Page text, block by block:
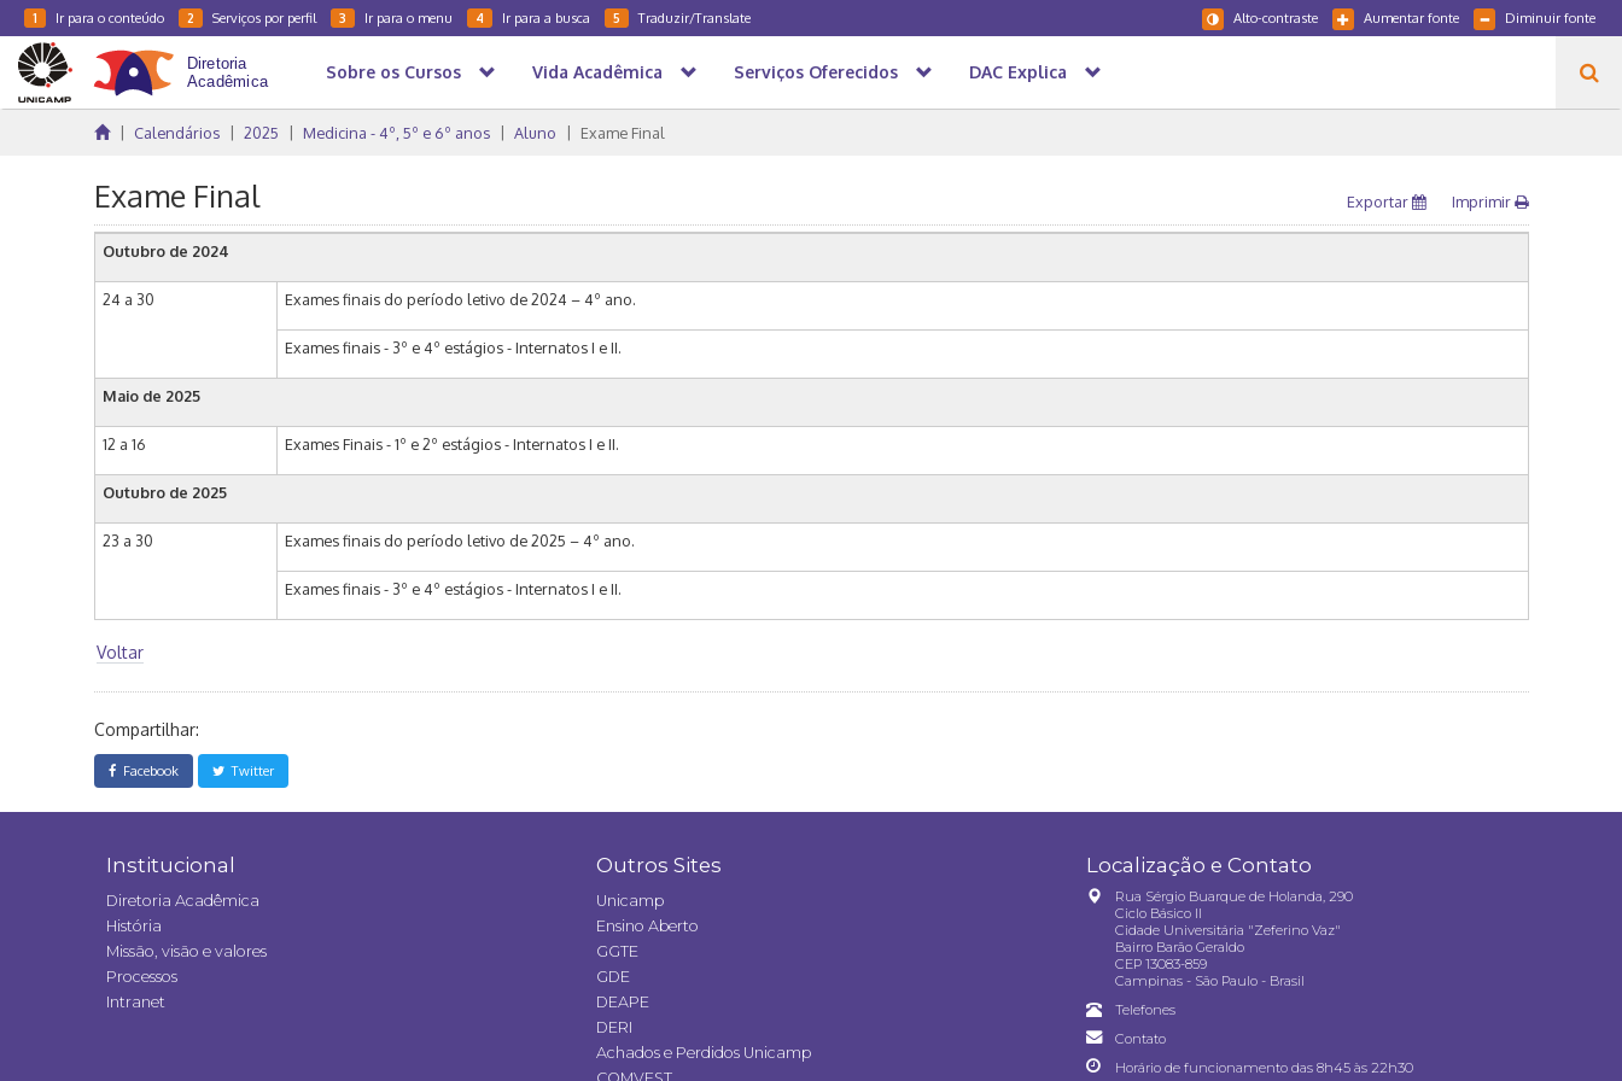
1 Ir para o conteúdo 2 Serviços por perfil 3 Ir para o menu 4 Ir para a busca 5 Traduzir/Translate Diminuir fonte
Aumentar fonte
Alto-contraste
Sobre os Cursos Vida Acadêmica Serviços Oferecidos DAC Explica
Calendários 2025 Medicina - 4º, 5º e 6º anos Aluno Exame Final
Exame Final Imprimir
Exportar
Outubro de 2024
24 a 30 Exames finais do período letivo de 2024 – 4º ano.
Exames finais - 3º e 4º estágios - Internatos I e II.
Maio de 2025
12 a 16 Exames Finais - 1º e 2º estágios - Internatos I e II.
Outubro de 2025
23 a 30 Exames finais do período letivo de 2025 – 4º ano.
Exames finais - 3º e 4º estágios - Internatos I e II.
Voltar
Compartilhar:
Facebook Twitter
Institucional
Diretoria Acadêmica
História
Missão, visão e valores
Processos
Intranet
Outros Sites
Unicamp
Ensino Aberto
GGTE
GDE
DEAPE
DERI
Achados e Perdidos Unicamp
Localização e Contato
Rua Sérgio Buarque de Holanda, 290
Ciclo Básico II
Cidade Universitária "Zeferino Vaz"
Bairro Barão Geraldo
CEP 13083-859
Campinas - São Paulo - Brasil
Telefones
Contato
Horário de funcionamento das 8h45 às 22h30